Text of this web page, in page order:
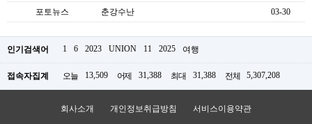
포토뉴스 춘강수난 03-30
인기검색어 1 6 2023 UNION 11 2025 여행
접속자집계 오늘 13,509 어제 31,388 최대 31,388 전체 5,307,208
회사소개 개인정보취급방침 서비스이용약관